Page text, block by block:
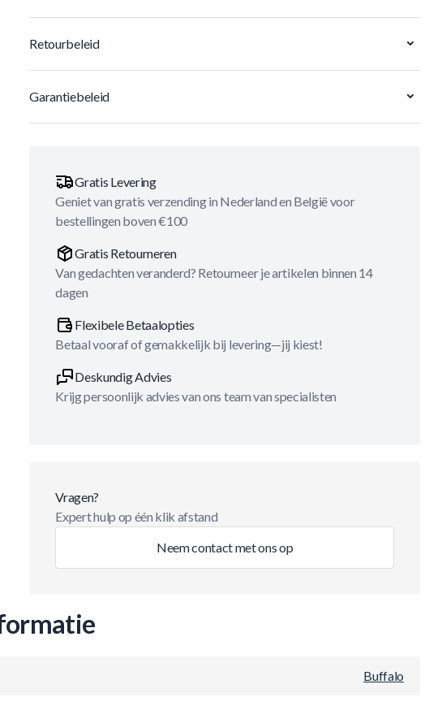
Retourbeleid
Garantiebeleid
Gratis Levering
Geniet van gratis verzending in Nederland en België voor
bestellingen boven €100
Gratis Retourneren
Van gedachten veranderd? Retourneer je artikelen binnen 14
dagen
Flexibele Betaalopties
Betaal vooraf of gemakkelijk bij levering—jij kiest!
Deskundig Advies
Krijg persoonlijk advies van ons team van specialisten
Vragen?
Expert hulp op één klik afstand
Neem contact met ons op
Buffalo